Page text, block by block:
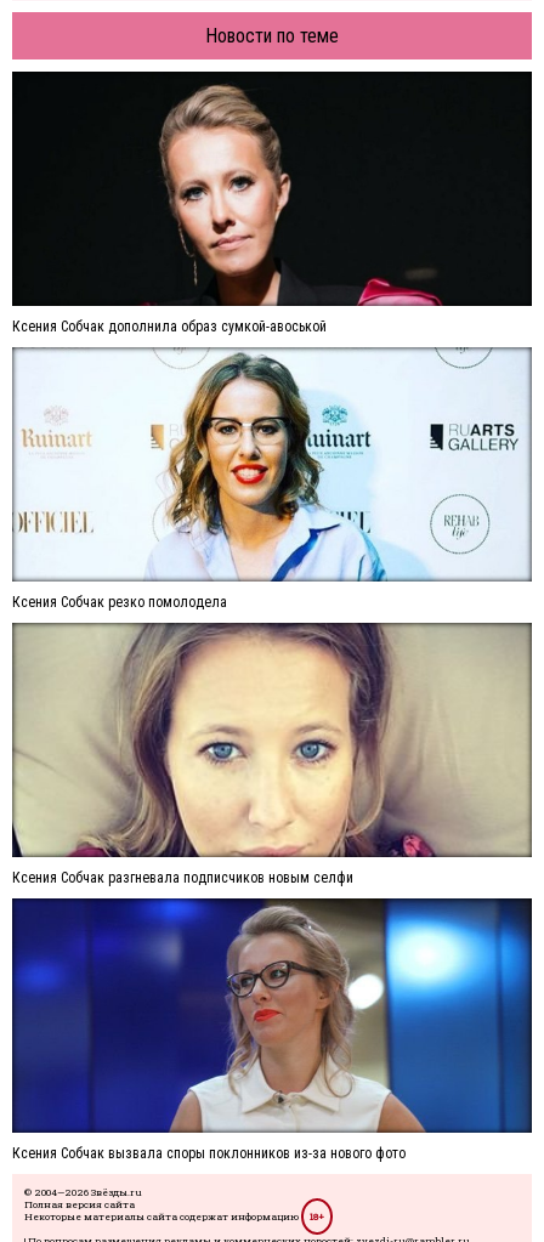
Новости по теме
Ксения Собчак дополнила образ сумкой-авоськой
Ксения Собчак резко помолодела
Ксения Собчак разгневала подписчиков новым селфи
Ксения Собчак вызвала споры поклонников из-за нового фото
© 2004—2026 Звёзды.ru
Полная версия сайта
Некоторые материалы сайта содержат информацию
18+